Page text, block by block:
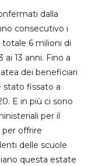
dalla
consecutivo i
6 milioni di
13 anni. Fino a
dei beneficiari
stato fissato a
E in più ci sono
per il
offrire
delle scuole
questa estate